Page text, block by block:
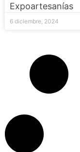
Expoartesanías
6 diciembre, 2024